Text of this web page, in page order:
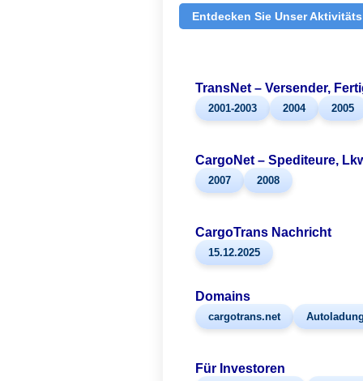
Entdecken Sie Unser
TransNet – Versender,
2001-2003 2004 2005
CargoNet – Spediteure,
2007 2008
CargoTrans Nachricht
15.12.2025
Domains
cargotrans.net
Für Investoren